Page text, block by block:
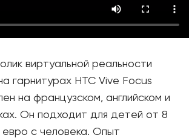
виртуальной реальности
гарнитурах HTC Vive Focus
на французском, английском и
Он подходит для детей от 8
евро с человека. Опыт